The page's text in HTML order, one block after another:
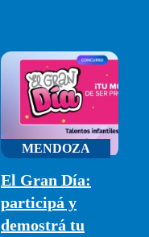
MENDOZA
El Gran Día:
participá y
demostrá tu